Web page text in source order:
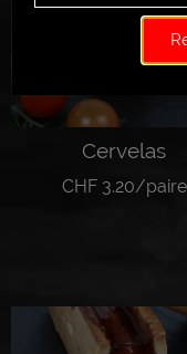
Cervelas
CHF3.20/paire